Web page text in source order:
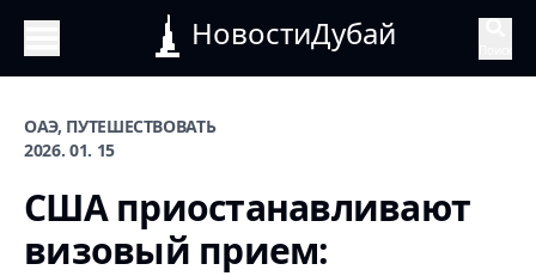
НовостиДубай
ОАЭ, ПУТЕШЕСТВОВАТЬ
2026. 01. 15
США приостанавливают
визовый прием: